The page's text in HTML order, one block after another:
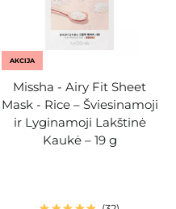
AKCIJA
Missha - Airy Fit Sheet
Mask - Rice – Šviesinamoji
ir Lyginamoji Lakštinė
Kaukė – 19 g